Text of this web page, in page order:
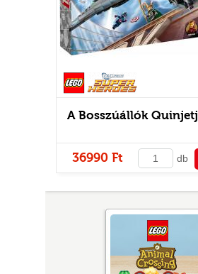
A Bosszúállók
36990 Ft db